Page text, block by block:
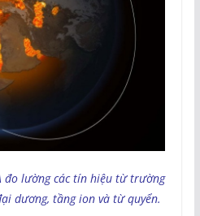
đo lường các tín hiệu từ trường
dương, tầng ion và từ quyển.